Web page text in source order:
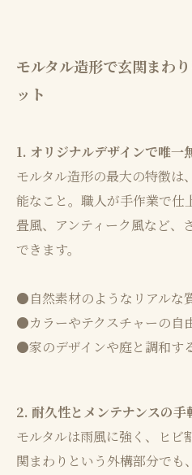
モルタル造形で玄関まわ
ット
1. オリジナルデザインで唯一
モルタル造形の最大の特徴は
能なこと。職人が手作業で仕
畳風、アンティーク風など、
できます。
●自然素材のようなリアルな
●カラーやテクスチャーの自
●家のデザインや庭と調和す
2. 耐久性とメンテナンスの手
モルタルは雨風に強く、ヒビ
関まわりという外構部分でも